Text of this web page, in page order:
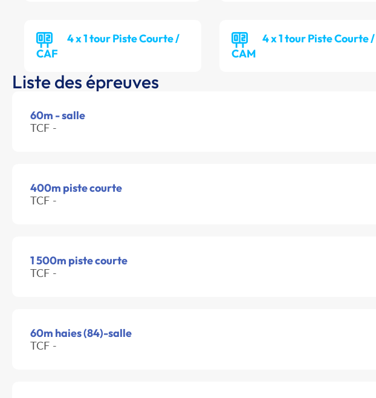
4 x 1 tour Piste Courte /
CAF
4 x 1 tour Piste Courte /
CAM
Liste des épreuves
60m - salle
TCF -
400m piste courte
TCF -
1 500m piste courte
TCF -
60m haies (84)-salle
TCF -